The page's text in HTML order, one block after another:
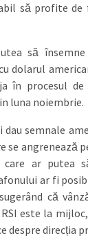
să profite de
să
dolarul
în procesul
luna noiembrie.
semnale
se angrenează
care ar putea
ar fi
că
este la
despre direcția